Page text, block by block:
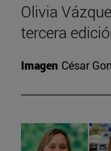
Olivia
tercera
Imagen César